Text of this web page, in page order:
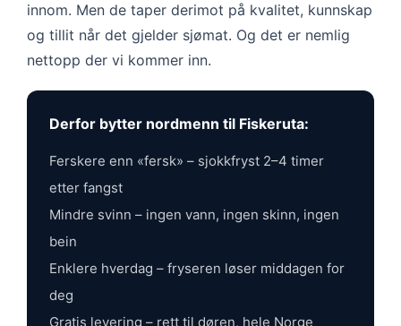
innom. Men de taper derimot på kvalitet, kunnskap
og tillit når det gjelder sjømat. Og det er nemlig
nettopp der vi kommer inn.
Derfor bytter nordmenn til Fiskeruta:
Ferskere enn «fersk» – sjokkfryst 2–4 timer
etter fangst
Mindre svinn – ingen vann, ingen skinn, ingen
bein
Enklere hverdag – fryseren løser middagen for
deg
Gratis levering – rett til døren, hele Norge